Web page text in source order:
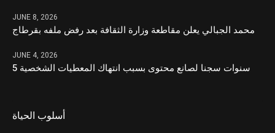
JUNE 8, 2026
محمد الجبالي يعلن مقاطعة وزارة الثقافة بعد رفض ملفه بقرطاج
JUNE 4, 2026
5 سنوات سجنا لصانع محتوى بسبب انتهاك المعطيات الشخصية
أسلوب الحياة